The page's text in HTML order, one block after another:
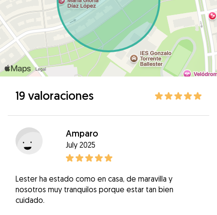
19 valoraciones
Amparo
July 2025
Lester ha estado como en casa, de maravilla y
nosotros muy tranquilos porque estar tan bien
cuidado.